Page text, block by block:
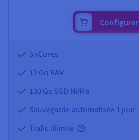
Configurer
6 vCores
12 Go RAM
100 Go SSD NVMe
Sauvegarde automatisée 1 jour
Trafic illimité